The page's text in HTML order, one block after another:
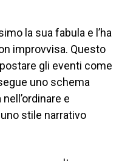
la sua fabula e l’ha
improvvisa. Questo
gli eventi come
uno schema
e
stile narrativo